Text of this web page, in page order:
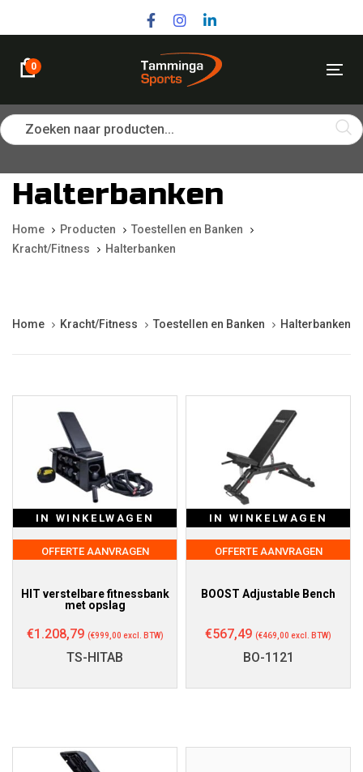
navigation
content
0
Zoeken naar producten...
Halterbanken
Home Producten
Toestellen en Banken
Kracht/Fitness
Halterbanken
Home Kracht/Fitness Toestellen en Banken Halterbanken
IN WINKELWAGEN
OFFERTE AANVRAGEN
HIT verstelbare fitnessbank
met opslag
€1.208,79 (€999,00 excl. BTW)
TS-HITAB
IN WINKELWAGEN
OFFERTE AANVRAGEN
BOOST Adjustable Bench
€567,49 (€469,00 excl. BTW)
BO-1121